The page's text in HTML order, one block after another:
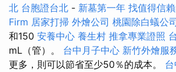
北 台胞證台北 - 新墓第一年 找值得信
Firm 居家打掃 外燴公司 桃園除白蟻公
和150 安養中心 養生村 推拿專業證照
mL（管）。 台中月子中心 新竹外燴服
更多，則可以節省至少50％的成本。